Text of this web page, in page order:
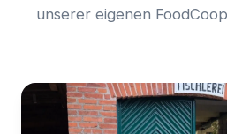
unserer eigenen